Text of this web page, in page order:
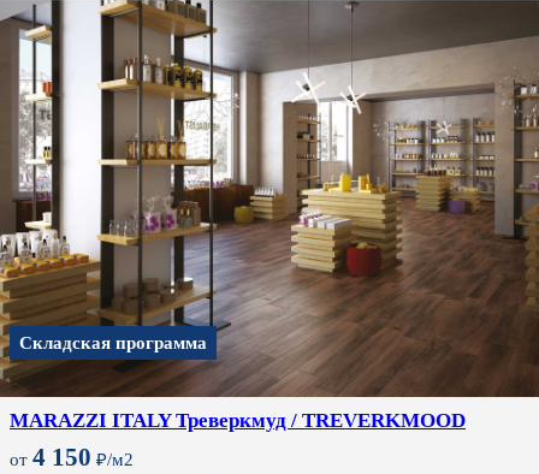
Складская программа
MARAZZI ITALY Треверкмуд / TREVERKMOOD
от 4 150 ₽/м2